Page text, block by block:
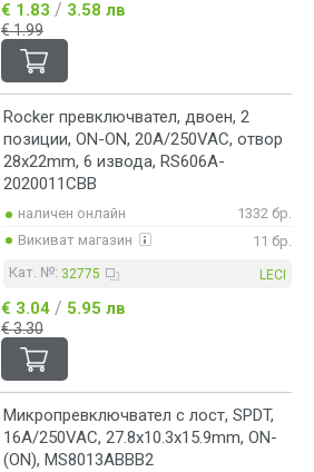
€ 1.83 / 3.58 лв
€ 1.99
Rocker превключвател, двоен, 2
позиции, ON-ON, 20A/250VAC, отвор
28x22mm, 6 извода, RS606A-
2020011CBB
наличен онлайн
1332 бр.
Викиват магазин
11 бр.
Кат. №: 32775 LECI
€ 3.04 / 5.95 лв
€ 3.30
Микропревключвател с лост, SPDT,
16A/250VAC, 27.8x10.3x15.9mm, ON-
(ON), MS8013ABBB2